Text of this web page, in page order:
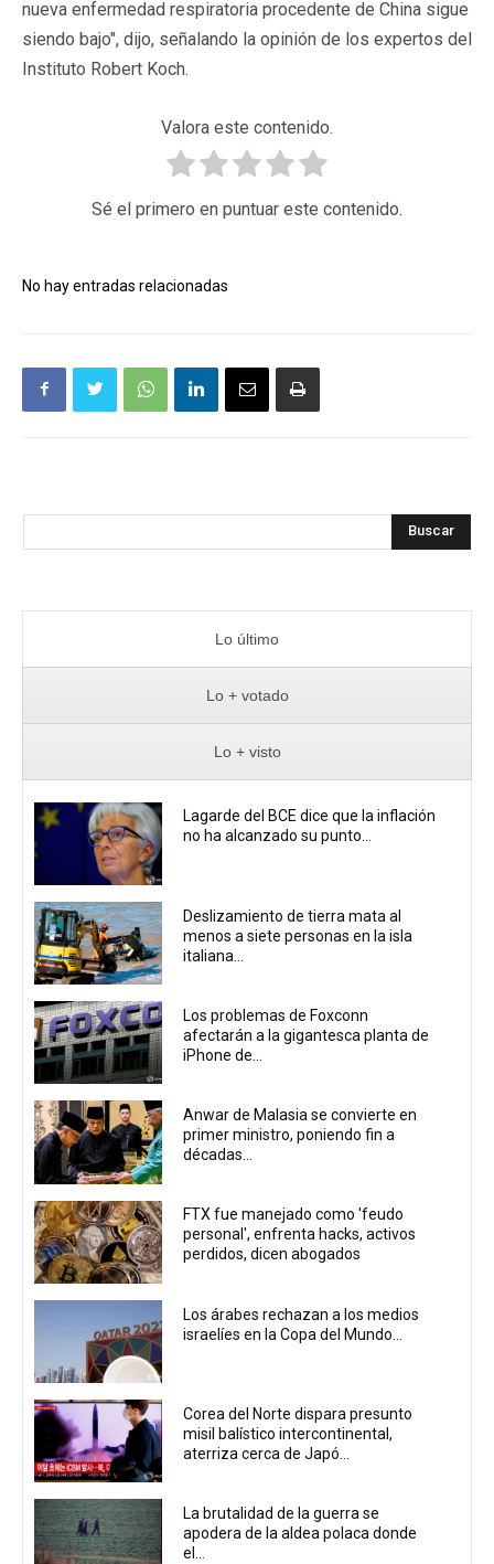
nueva enfermedad respiratoria procedente de China sigue
siendo bajo", dijo, señalando la opinión de los expertos del
Instituto Robert Koch.
Valora este contenido.
Sé el primero en puntuar este contenido.
No hay entradas relacionadas
Buscar
Lo último
Lo + votado
Lo + visto
Lagarde del BCE dice que la inflación
no ha alcanzado su punto...
Deslizamiento de tierra mata al
menos a siete personas en la isla
italiana...
Los problemas de Foxconn
afectarán a la gigantesca planta de
iPhone de...
Anwar de Malasia se convierte en
primer ministro, poniendo fin a
décadas...
FTX fue manejado como 'feudo
personal', enfrenta hacks, activos
perdidos, dicen abogados
Los árabes rechazan a los medios
israelíes en la Copa del Mundo...
Corea del Norte dispara presunto
misil balístico intercontinental,
aterriza cerca de Japó...
La brutalidad de la guerra se
apodera de la aldea polaca donde
el...